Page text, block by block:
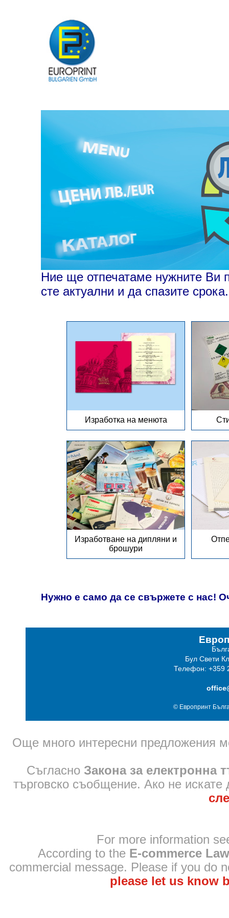
Ние ще отпечатаме нужните Ви
сте актуални и да спазите срока.
Изработка на менюта
Изработване на дипляни и
брошури
Нужно е само да се свържете с нас!
Бул Свети
Телефон: +359
© Европринт
Още много интересни предложения
Съгласно Закона за електронна
търговско съобщение. Ако не
For more information
According to the E-commerce Law
commercial message. Please if you do
please let us know